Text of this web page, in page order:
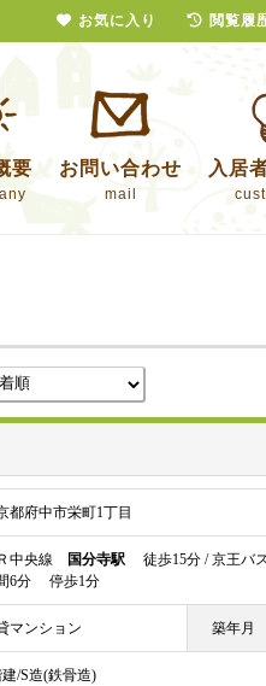
要 お問い合わせ
mail
入居
都府中市栄町1丁目
中央線 国分寺駅 徒歩15分 / 京王バ
6分 停歩1分
マンション 築年月
建/S造(鉄骨造)
お気に入り 閲覧履